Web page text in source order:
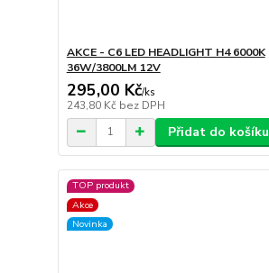
AKCE - C6 LED HEADLIGHT H4 6000K
36W/3800LM 12V
295,00 Kč/ks
243,80 Kč bez DPH
Přidat do košíku
TOP produkt
Akce
Novinka